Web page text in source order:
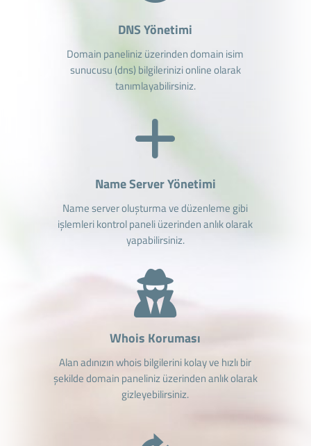
DNS Yönetimi
Domain paneliniz üzerinden domain isim
sunucusu (dns) bilgilerinizi online olarak
tanımlayabilirsiniz.
Name Server Yönetimi
Name server oluşturma ve düzenleme gibi
işlemleri kontrol paneli üzerinden anlık olarak
yapabilirsiniz.
Whois Koruması
Alan adınızın whois bilgilerini kolay ve hızlı bir
şekilde domain paneliniz üzerinden anlık olarak
gizleyebilirsiniz.